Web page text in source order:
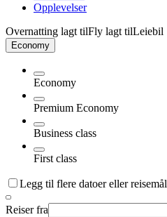
Opplevelser
Overnatting lagt tilFly lagt tilLeiebil
Economy
Economy
Premium Economy
Business class
First class
Legg til flere datoer eller reisemål
Reiser fra